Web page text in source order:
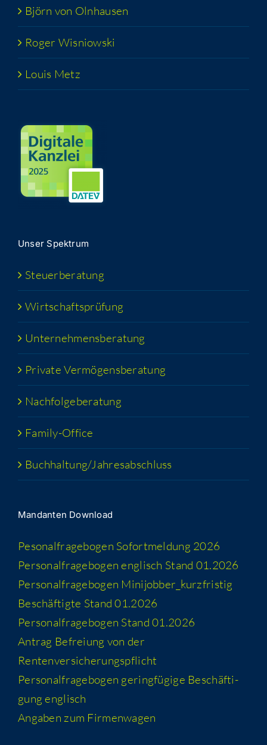
Björn von Olnhausen
Roger Wis­niow­ski
Lou­is Metz
Unser Spek­trum
Steu­er­be­ra­tung
Wirt­schafts­prü­fung
Unter­neh­mens­be­ra­tung
Pri­va­te Vermögensberatung
Nach­fol­ge­be­ra­tung
Fami­­ly-Office
Buchhaltung/​​Jahresabschluss
Man­dan­ten Download
Peso­nal­fra­ge­bo­gen Sofort­mel­dung 2026
Per­so­nal­fra­ge­bo­gen eng­lisch Stand 01.2026
Per­so­nal­fra­ge­bo­gen Minijobber_​kurzfristig
Beschäf­tig­te Stand 01.2026
Per­so­nal­fra­ge­bo­gen Stand 01.2026
Antrag Befrei­ung von der
Rentenversicherungspflicht
Per­so­nal­fra­ge­bo­gen gering­fü­gi­ge Beschäf­ti­
gung englisch
Anga­ben zum Firmenwagen